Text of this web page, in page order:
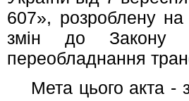
607», розроблену
змін до Закону
переобладнання
Мета цього акта -